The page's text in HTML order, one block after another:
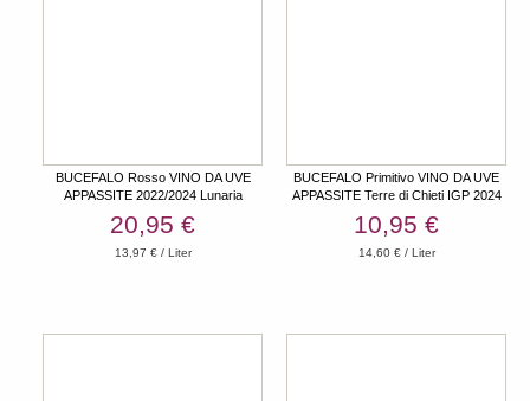
BUCEFALO Rosso VINO DA UVE
APPASSITE 2022/2024 Lunaria
20,95 €
13,97 € / Liter
BUCEFALO Primitivo VINO DA UVE
APPASSITE Terre di Chieti IGP 2024
10,95 €
14,60 € / Liter